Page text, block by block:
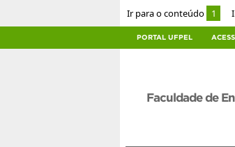
Ir para o conteúdo 1
PORTAL UFPEL
Faculdade de